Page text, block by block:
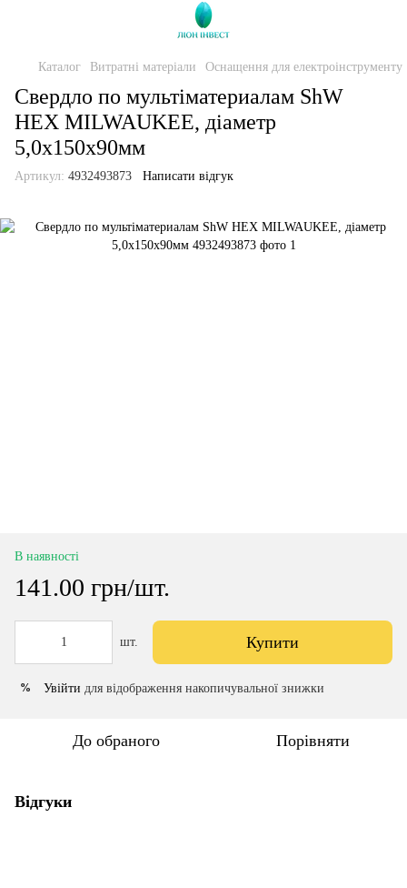
Каталог Витратні матеріали Оснащення для електроінструменту
Свердло по мультіматериалам ShW
HEX MILWAUKEE, діаметр
5,0x150х90мм
Артикул: 4932493873 Написати відгук
В наявності
141.00 грн/шт.
шт. Купити
% Увійти для відображення накопичувальної знижки
До обраного Порівняти
Відгуки